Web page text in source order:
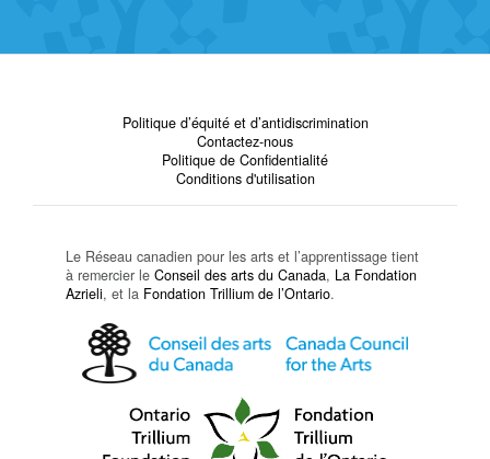
Politique d’équité et d’antidiscrimination
Contactez-nous
Politique de Confidentialité
Conditions d'utilisation
Le Réseau canadien pour les arts et l’apprentissage tient
à remercier le Conseil des arts du Canada, La Fondation
Azrieli, et la Fondation Trillium de l’Ontario.